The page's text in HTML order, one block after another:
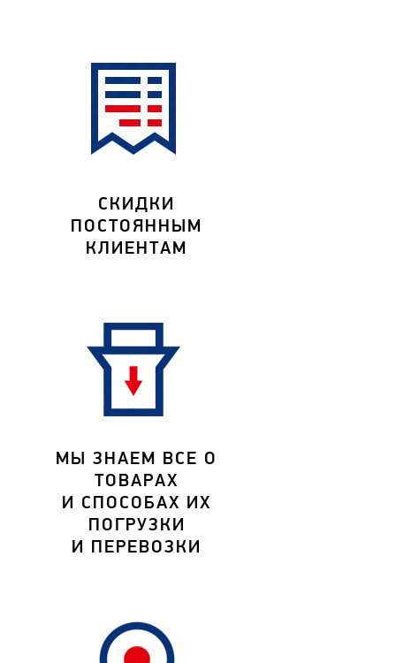
СКИДКИ
ПОСТОЯННЫМ
КЛИЕНТАМ
МЫ ЗНАЕМ ВСЕ О
ТОВАРАХ
И СПОСОБАХ ИХ
ПОГРУЗКИ
И ПЕРЕВОЗКИ